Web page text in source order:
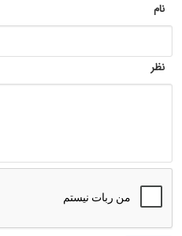
نام
نظر